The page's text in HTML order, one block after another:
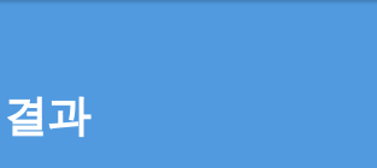
과